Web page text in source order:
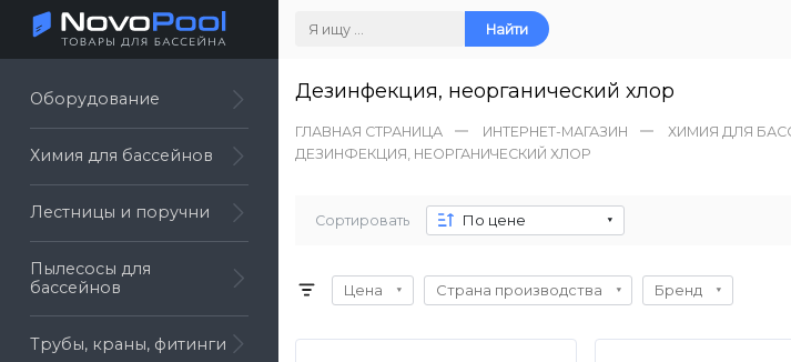
Найти
Оборудование
Химия для бассейнов
Лестницы и поручни
Пылесосы для
бассейнов
Трубы, краны, фитинги
Дезинфекция, неорганический хлор
ГЛАВНАЯ СТРАНИЦА ИНТЕРНЕТ-МАГАЗИН
ХИМИЯ ДЛЯ
ДЕЗИНФЕКЦИЯ, НЕОРГАНИЧЕСКИЙ ХЛОР
Сортировать По цене
Цена Страна производства Бренд